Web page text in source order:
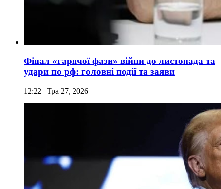
Фінал «гарячої фази» війни до листопада та
удари по рф: головні події та заяви
12:22 | Тра 27, 2026